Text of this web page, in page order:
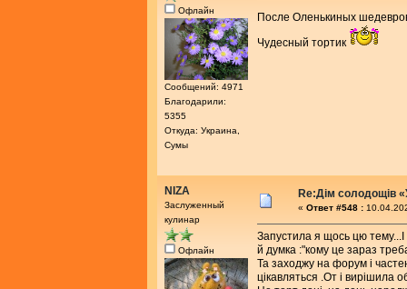
Офлайн
Сообщений: 4971
Благодарили:
5355
Откуда: Украина,
Сумы
После Оленькиных
Чудесный тортик
NIZA
Заслуженный
кулинар
Офлайн
Re:Дім солодощів
« Ответ #548 :
Запустила я щось цю
й думка :"кому це зараз
Та заходжу на форум і
цікавляться .От і вирішила